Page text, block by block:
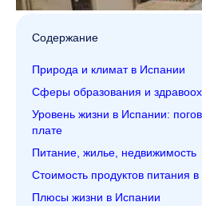
Содержание
Природа и климат в Испании
Сферы образования и
Уровень жизни в Испании:
плате
Питание, жилье, недвижимость
Стоимость продуктов питания
Плюсы жизни в Испании